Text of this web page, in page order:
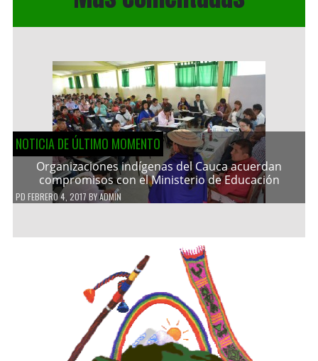
NOTICIA DE ÚLTIMO MOMENTO
Organizaciones indígenas del Cauca acuerdan
compromisos con el Ministerio de Educación
PD FEBRERO 4, 2017 BYADMIN